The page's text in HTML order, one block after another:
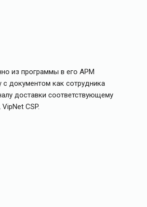
из программы в его АРМ
документом как сотрудника
доставки соответствующему
CSP.